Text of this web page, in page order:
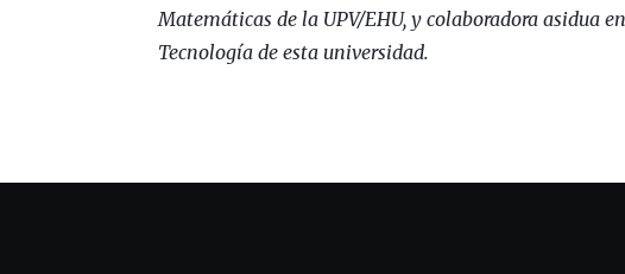
Matemáticas de la UPV/EHU, y colaboradora asidua
Tecnología de esta universidad.